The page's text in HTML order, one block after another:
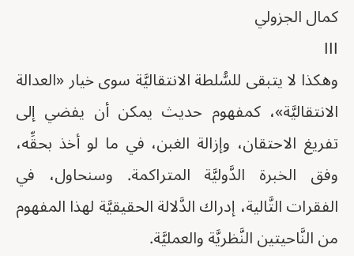
كمال الجزولي
III
وهكذا لا يتبقى للسُّلطة الانتقاليَّة سوى خيار «العدالة
الانتقاليَّة»، كمفهوم حديث يمكن أن يفضي إلى
تفريغ الاحتقان، وإزالة الغبن، في ما لو أخذ بحقِّه،
وفق الخبرة الدَّوليَّة المتراكمة. وسنحاول، في
الفقرات التَّالية، إدراك الدَّلالة الحقيقيَّة لهذا المفهوم
من النَّاحيتين النَّظريَّة والعمليَّة.